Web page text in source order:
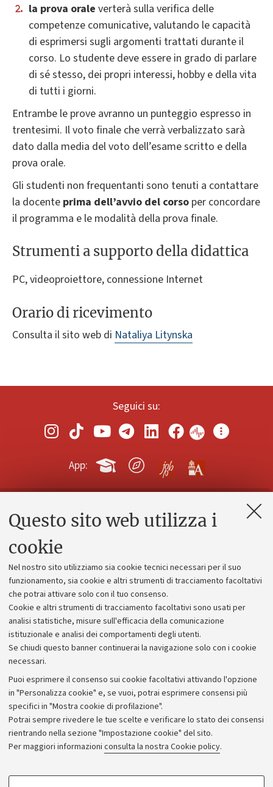
Questo sito web utilizza i
cookie
Nel nostro sito utilizziamo sia cookie tecnici necessari per il suo
funzionamento, sia cookie e altri strumenti di tracciamento facoltativi
che potrai attivare solo con il tuo consenso.
Cookie e altri strumenti di tracciamento facoltativi sono usati per
analisi statistiche, misure sull'efficacia della comunicazione
istituzionale e analisi dei comportamenti degli utenti.
Se chiudi questo banner continuerai la navigazione solo con i cookie
necessari.
Puoi esprimere il consenso sui cookie facoltativi attivando l'opzione
in "Personalizza cookie" e, se vuoi, potrai esprimere consensi più
specifici in "Mostra cookie di profilazione".
Potrai sempre rivedere le tue scelte e verificare lo stato dei consensi
rientrando nella sezione "Impostazione cookie" del sito.
Per maggiori informazioni consulta la nostra Cookie policy.
COOKIE DI PROFILAZIONE - FACOLTATIVI
la prova orale verterà sulla verifica delle
competenze comunicative, valutando le capacità
di esprimersi sugli argomenti trattati durante il
corso. Lo studente deve essere in grado di parlare
di sé stesso, dei propri interessi, hobby e della vita
di tutti i giorni.
Entrambe le prove avranno un punteggio espresso in
trentesimi. Il voto finale che verrà verbalizzato sarà
dato dalla media del voto dell’esame scritto e della
prova orale.
Gli studenti non frequentanti sono tenuti a contattare
la docente prima dell’avvio del corso per concordare
il programma e le modalità della prova finale.
Strumenti a supporto della didattica
PC, videoproiettore, connessione Internet
Orario di ricevimento
Consulta il sito web di Nataliya Litynska
Seguici su:
App:
Contatti e PEC
Alumni community
Piano strategico
Bilanci
Donazioni e 5x1000
Bandi, gare e concorsi
Albo online
Amministrazione trasparente
Atti di notifica
Informazioni sul sito e accessibilità
Dichiarazione di accessibilità